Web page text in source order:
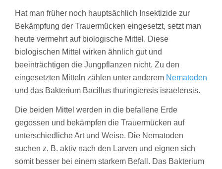
Hat man früher noch hauptsächlich Insektizide zur
Bekämpfung der Trauermücken eingesetzt, setzt man
heute vermehrt auf biologische Mittel. Diese
biologischen Mittel wirken ähnlich gut und
beeinträchtigen die Jungpflanzen nicht. Zu den
eingesetzten Mitteln zählen unter anderem Nematoden
und das Bakterium Bacillus thuringiensis israelensis.
Die beiden Mittel werden in die befallene Erde
gegossen und bekämpfen die Trauermücken auf
unterschiedliche Art und Weise. Die Nematoden
suchen z. B. aktiv nach den Larven und eignen sich
somit besser bei einem starkem Befall. Das Bakterium